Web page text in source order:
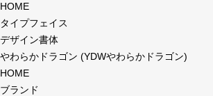
特集
商品名
HOME
タイプフェイス
デザイン書体
やわらかドラゴン (YDWやわらかドラゴン)
HOME
ブランド